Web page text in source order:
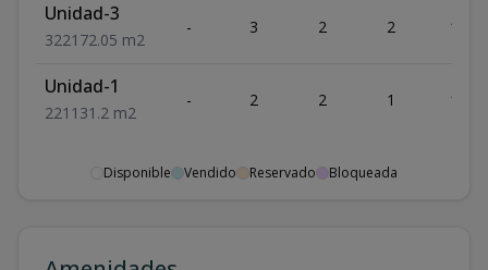
Unidad-3
322172.05 m2
- 3 2 2
Unidad-1
221 131.2 m2
- 2 2 1 131.2
Disponible Vendido Reservado Bloqueada